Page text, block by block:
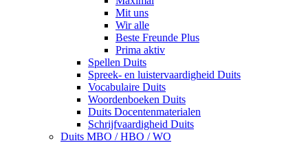
Mit uns
Wir alle
Beste Freunde Plus
Prima aktiv
Spellen Duits
Spreek- en luistervaardigheid Duits
Vocabulaire Duits
Woordenboeken Duits
Duits Docentenmaterialen
Schrijfvaardigheid Duits
Duits MBO / HBO / WO